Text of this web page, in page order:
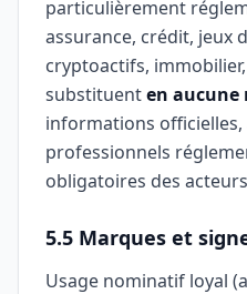
particulièrement
assurance, crédit, jeux
cryptoactifs,
substituenten aucune
informations officielles,
professionnels
obligatoires des
5.5 Marques et
Usage nominatif loyal